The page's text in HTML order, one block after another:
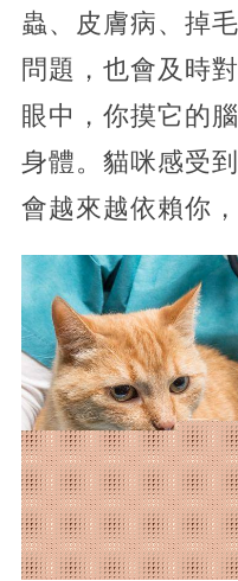
蟲、皮膚病、掉
問題，也會及時
眼中，你摸它的
身體。貓咪感受
會越來越依賴你